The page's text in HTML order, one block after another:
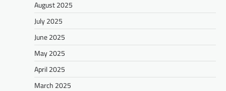
August 2025
July 2025
June 2025
May 2025
April 2025
March 2025